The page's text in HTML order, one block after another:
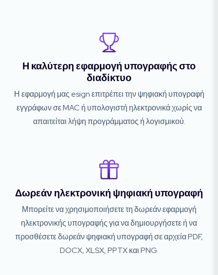
Η καλύτερη εφαρμογή υπογραφής στο
διαδίκτυο
Η εφαρμογή μας esign επιτρέπει την ψηφιακή υπογραφή
εγγράφων σε MAC ή υπολογιστή ηλεκτρονικά χωρίς να
απαιτείται λήψη προγράμματος ή λογισμικού.
Δωρεάν ηλεκτρονική ψηφιακή υπογραφή
Μπορείτε να χρησιμοποιήσετε τη δωρεάν εφαρμογή
ηλεκτρονικής υπογραφής για να δημιουργήσετε ή να
προσθέσετε δωρεάν ψηφιακή υπογραφή σε αρχεία PDF,
DOCX, XLSX, PPTX και PNG.